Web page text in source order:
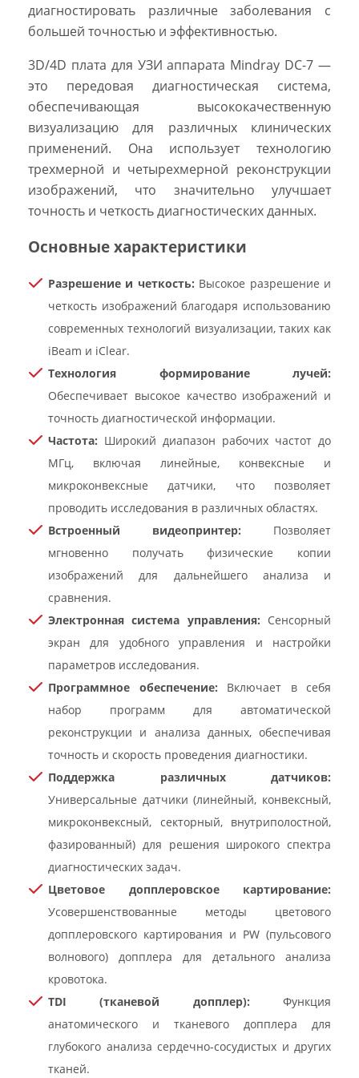
диагностировать различные заболевания с
большей точностью и эффективностью.
3D/4D плата для УЗИ аппарата Mindray DC-7 —
это передовая диагностическая система,
обеспечивающая высококачественную
визуализацию для различных клинических
применений. Она использует технологию
трехмерной и четырехмерной реконструкции
изображений, что значительно улучшает
точность и четкость диагностических данных.
Основные характеристики
Разрешение и четкость: Высокое разрешение и
четкость изображений благодаря использованию
современных технологий визуализации, таких как
iBeam и iClear.
Технология формирование лучей:
Обеспечивает высокое качество изображений и
точность диагностической информации.
Частота: Широкий диапазон рабочих частот до
МГц, включая линейные, конвексные и
микроконвексные датчики, что позволяет
проводить исследования в различных областях.
Встроенный видеопринтер: Позволяет
мгновенно получать физические копии
изображений для дальнейшего анализа и
сравнения.
Электронная система управления: Сенсорный
экран для удобного управления и настройки
параметров исследования.
Программное обеспечение: Включает в себя
набор программ для автоматической
реконструкции и анализа данных, обеспечивая
точность и скорость проведения диагностики.
Поддержка различных датчиков:
Универсальные датчики (линейный, конвексный,
микроконвексный, секторный, внутриполостной,
фазированный) для решения широкого спектра
диагностических задач.
Цветовое допплеровское картирование:
Усовершенствованные методы цветового
допплеровского картирования и PW (пульсового
волнового) допплера для детального анализа
кровотока.
TDI (тканевой допплер): Функция
анатомического и тканевого допплера для
глубокого анализа сердечно-сосудистых и других
тканей.